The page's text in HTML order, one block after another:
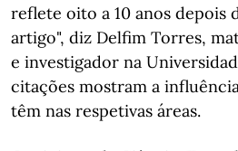
reflete oito a 10 anos depois
artigo", diz Delfim Torres,
e investigador na
citações mostram a
têm nas respetivas áreas.